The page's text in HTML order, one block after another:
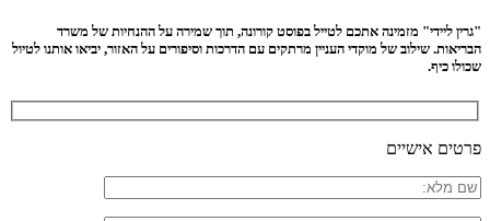
"גרין ליידי" מזמינה אתכם לטייל בפוסט קורונה, תוך שמירה על ההנחיות של משרד
הבריאות. שילוב של מוקדי העניין מרתקים עם הדרכות וסיפורים על האזור, יביאו אותנו לטיול
שכולו כיף.
פרטים אישיים